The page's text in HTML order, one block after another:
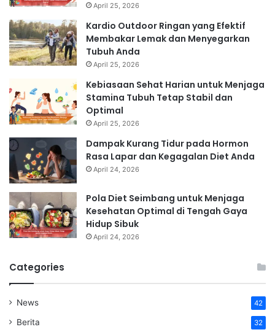
April 25, 2026
Kardio Outdoor Ringan yang Efektif
Membakar Lemak dan Menyegarkan
Tubuh Anda
April 25, 2026
Kebiasaan Sehat Harian untuk Menjaga
Stamina Tubuh Tetap Stabil dan
Optimal
April 25, 2026
Dampak Kurang Tidur pada Hormon
Rasa Lapar dan Kegagalan Diet Anda
April 24, 2026
Pola Diet Seimbang untuk Menjaga
Kesehatan Optimal di Tengah Gaya
Hidup Sibuk
April 24, 2026
Categories
News 42
Berita 32